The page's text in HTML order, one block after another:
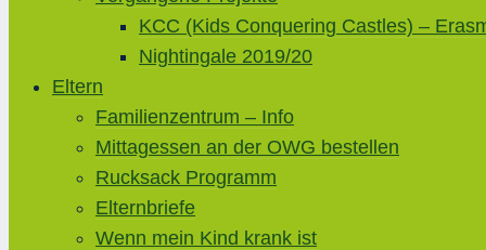
KCC (Kids Conquering Castles) –
Nightingale 2019/20
Eltern
Familienzentrum – Info
Mittagessen an der OWG bestellen
Rucksack Programm
Elternbriefe
Wenn mein Kind krank ist